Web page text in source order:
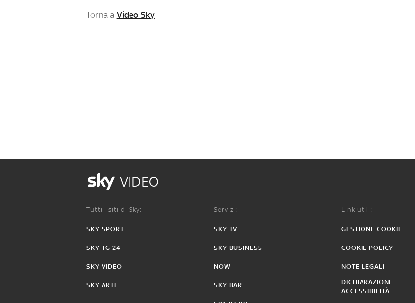
Torna a Video Sky
VIDEO
Tutti i siti di Sky:
SKY SPORT
SKY TG 24
SKY VIDEO
SKY ARTE
Servizi:
SKY TV
SKY BUSINESS
NOW
SKY BAR
Link utili:
GESTIONE COOKIE
COOKIE POLICY
NOTE LEGALI
DICHIARAZIONE
ACCESSIBILITÀ